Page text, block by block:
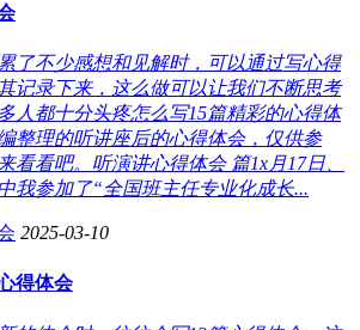
了不少感想和见解时，可以通过写心得
记录下来，这么做可以让我们不断思考
人都十分头疼怎么写15篇精彩的心得体
整理的听讲座后的心得体会，仅供参
看看吧。听演讲心得体会 篇1x月17日、
我参加了“全国班主任专业化成长...
2025-03-10
得体会